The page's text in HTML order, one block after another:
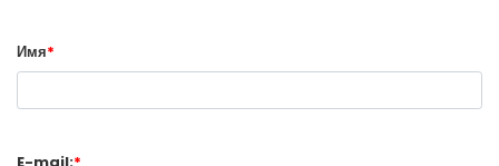
Имя*
E-mail:*